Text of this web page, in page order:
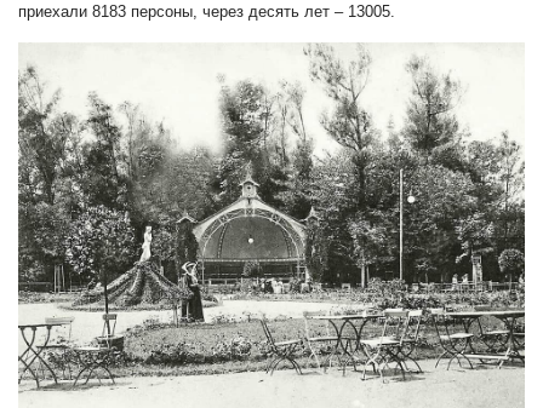
приехали 8183 персоны, через десять лет – 13005.